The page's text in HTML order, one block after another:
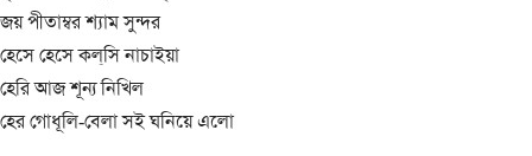
জয় পীতাম্বর শ্যাম সুন্দর
হেসে হেসে কল্‌সি নাচাইয়া
হেরি আজ শূন্য নিখিল
হের গোধূলি-বেলা সই ঘনিয়ে এলো